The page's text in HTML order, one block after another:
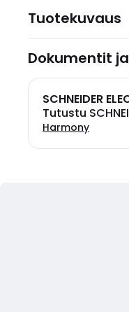
Tuotekuvaus
Dokumentit
SCHNEIDER
Tutustu
Harmony